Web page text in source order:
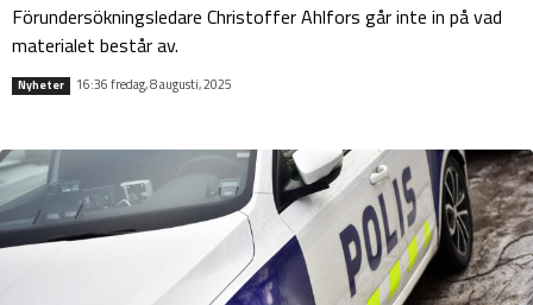
Förundersökningsledare Christoffer Ahlfors går inte in på vad
materialet består av.
Nyheter 16:36 fredag, 8 augusti, 2025